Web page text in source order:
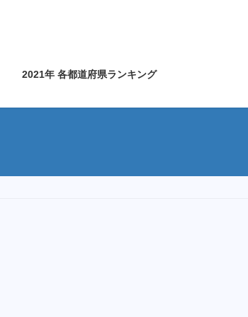
2021年 各都道府県ランキング